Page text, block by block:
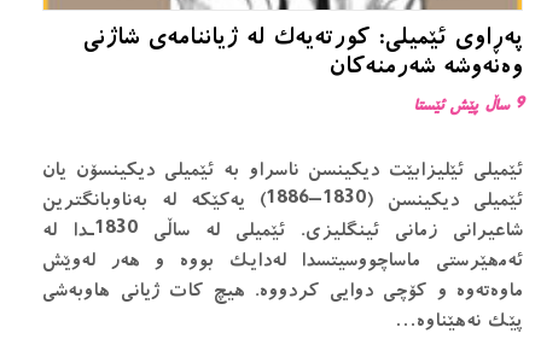
په‌ڕاوی ئێمیلی: کورتەیەک لە ژیاننامەی شاژنی
وه‌نه‌وشه‌ شه‌رمنه‌كان
9 ساڵ پێش ئێستا
ئێمیلی ئێلیزابێت دیکینسن ناسراو بە ئێمیلی دیکینسۆن یان
ئێمیلی دیکینسن (1830–1886) یەکێکە لە بەناوبانگترین
شاعیرانی زمانی ئینگلیزی. ئێمیلی لە ساڵی 1830ـدا لە
ئەمھێرستی ماساچووسیتسدا لەدایک بووە و ھەر لەوێش
ماوەتەوە و کۆچی دوایی کردووە. ھیچ کات ژیانی ھاوبەشی
پێک نەھێناوە…